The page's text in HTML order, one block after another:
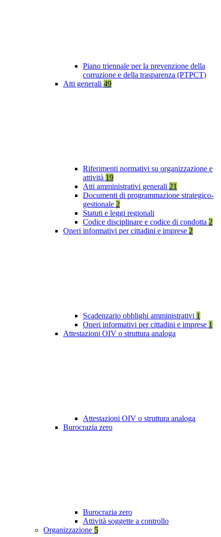
Piano triennale per la prevenzione della
corruzione e della trasparenza (PTPCT)
Atti generali 49
Riferimenti normativi su organizzazione e
attività 19
Atti amministrativi generali 21
Documenti di programmazione strategico-
gestionale 2
Statuti e leggi regionali
Codice disciplinare e codice di condotta 2
Oneri informativi per cittadini e imprese 2
Scadenzario obblighi amministrativi 1
Oneri informativi per cittadini e imprese 1
Attestazioni OIV o struttura analoga
Attestazioni OIV o struttura analoga
Burocrazia zero
Burocrazia zero
Attività soggette a controllo
Organizzazione 5